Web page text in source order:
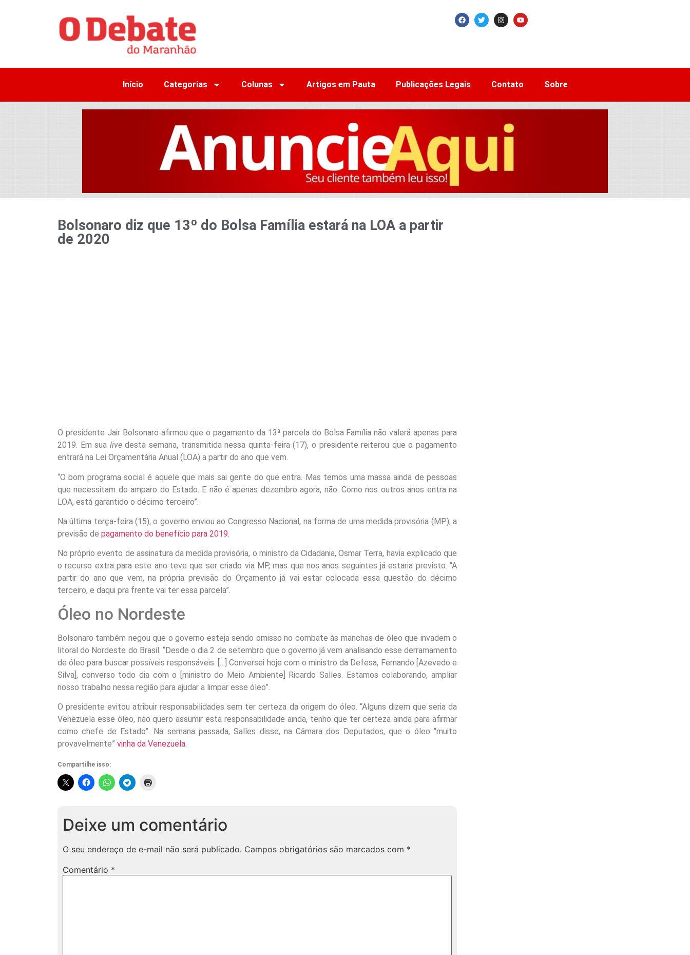
Início Categorias Colunas Artigos em Pauta Publicações Legais Contato Sobre
Bolsonaro diz que 13º do Bolsa Família estará na LOA a partir
de 2020
O presidente Jair Bolsonaro afirmou que o pagamento da 13ª parcela do Bolsa Família não valerá apenas para
2019. Em sua livedesta semana, transmitida nessa quinta-feira (17), o presidente reiterou que o pagamento
entrará na Lei Orçamentária Anual (LOA) a partir do ano que vem.
“O bom programa social é aquele que mais sai gente do que entra. Mas temos uma massa ainda de pessoas
que necessitam do amparo do Estado. E não é apenas dezembro agora, não. Como nos outros anos entra na
LOA, está garantido o décimo terceiro”.
Na última terça-feira (15), o governo enviou ao Congresso Nacional, na forma de uma medida provisória (MP), a
previsão de pagamento do benefício para 2019.
No próprio evento de assinatura da medida provisória, o ministro da Cidadania, Osmar Terra, havia explicado que
o recurso extra para este ano teve que ser criado via MP, mas que nos anos seguintes já estaria previsto. “A
partir do ano que vem, na própria previsão do Orçamento já vai estar colocada essa questão do décimo
terceiro, e daqui pra frente vai ter essa parcela”.
Óleo no Nordeste
Bolsonaro também negou que o governo esteja sendo omisso no combate às manchas de óleo que invadem o
litoral do Nordeste do Brasil. “Desde o dia 2 de setembro que o governo já vem analisando esse derramamento
de óleo para buscar possíveis responsáveis. […] Conversei hoje com o ministro da Defesa, Fernando [Azevedo e
Silva], converso todo dia com o [ministro do Meio Ambiente] Ricardo Salles. Estamos colaborando, ampliar
nosso trabalho nessa região para ajudar a limpar esse óleo”.
O presidente evitou atribuir responsabilidades sem ter certeza da origem do óleo. “Alguns dizem que seria da
Venezuela esse óleo, não quero assumir esta responsabilidade ainda, tenho que ter certeza ainda para afirmar
como chefe de Estado”. Na semana passada, Salles disse, na Câmara dos Deputados, que o óleo “muito
provavelmente” vinha da Venezuela.
Compartilhe isso:
Deixe um comentário
O seu endereço de e-mail não será publicado. Campos obrigatórios são marcados com *
Comentário *